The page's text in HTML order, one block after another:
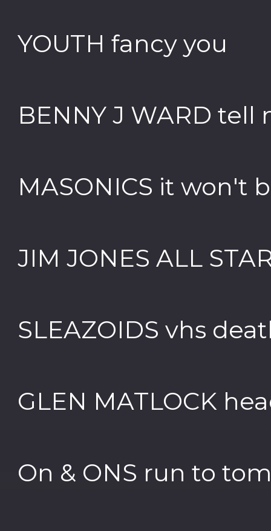
YOUTH fancy you
BENNY J WARD
MASONICS it won't
JIM JONES ALL
SLEAZOIDS vhs
GLEN MATLOCK
On & ONS run to